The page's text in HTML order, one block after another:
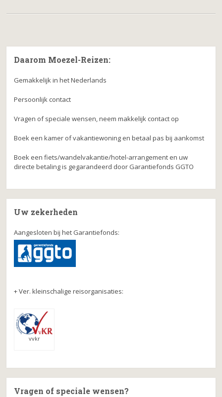
Daarom Moezel-Reizen:
Gemakkelijk in het Nederlands
Persoonlijk contact
Vragen of speciale wensen, neem makkelijk contact op
Boek een kamer of vakantiewoning en betaal pas bij aankomst
Boek een fiets/wandelvakantie/hotel-arrangement en uw
directe betaling is gegarandeerd door Garantiefonds GGTO
Uw zekerheden
Aangesloten bij het Garantiefonds:
+ Ver. kleinschalige reisorganisaties:
vvkr
Vragen of speciale wensen?